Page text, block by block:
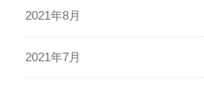
2021年8月
2021年7月